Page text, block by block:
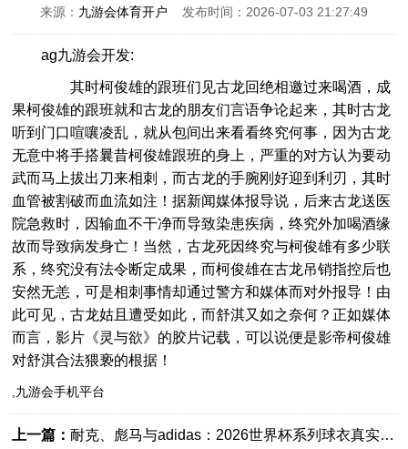
来源： 九游会体育开户 发布时间：2026-07-03 21:27:49
ag九游会开发:
其时柯俊雄的跟班们见古龙回绝相邀过来喝酒，成
果柯俊雄的跟班就和古龙的朋友们言语争论起来，其时古龙
听到门口喧嚷凌乱，就从包间出来看看终究何事，因为古龙
无意中将手搭曩昔柯俊雄跟班的身上，严重的对方认为要动
武而马上拔出刀来相刺，而古龙的手腕刚好迎到利刃，其时
血管被割破而血流如注！据新闻媒体报导说，后来古龙送医
院急救时，因输血不干净而导致染患疾病，终究外加喝酒缘
故而导致病发身亡！当然，古龙死因终究与柯俊雄有多少联
系，终究没有法令断定成果，而柯俊雄在古龙吊销指控后也
安然无恙，可是相刺事情却通过警方和媒体而对外报导！由
此可见，古龙姑且遭受如此，而舒淇又如之奈何？正如媒体
而言，影片《灵与欲》的胶片记载，可以说便是影帝柯俊雄
对舒淇合法猥亵的根据！
,九游会手机平台
上一篇：耐克、彪马与adidas：2026世界杯系列球衣真实体